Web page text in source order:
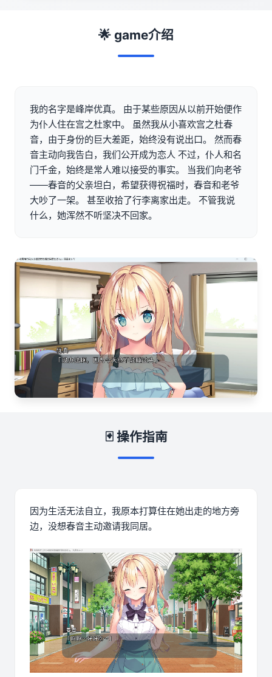
🌟 game介绍
我的名字是峰岸优真。 由于某些原因从以前开始便作
为仆人住在宫之杜家中。 虽然我从小喜欢宫之杜春
音，由于身份的巨大差距，始终没有说出口。 然而春
音主动向我告白，我们公开成为恋人 不过，仆人和名
门千金，始终是常人难以接受的事实。 当我们向老爷
——春音的父亲坦白，希望获得祝福时，春音和老爷
大吵了一架。 甚至收拾了行李离家出走。 不管我说
什么，她浑然不听坚决不回家。
🃏 操作指南
因为生活无法自立，我原本打算住在她出走的地方旁
边，没想春音主动邀请我同居。